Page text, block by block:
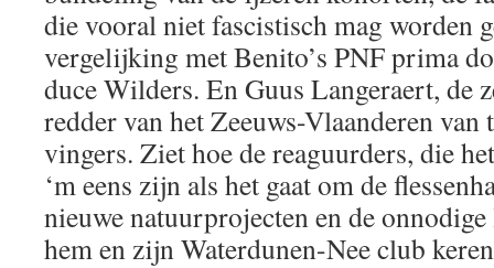
die vooral niet fascistisch mag worden
vergelijking met Benito’s PNF prima
duce Wilders. En Guus Langeraert, de
redder van het Zeeuws-Vlaanderen
vingers. Ziet hoe de reaguurders, die
‘m eens zijn als het gaat om de
nieuwe natuurprojecten en de
hem en zijn Waterdunen-Nee club